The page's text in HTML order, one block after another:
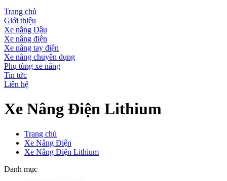
Trang chủ
Giới thiệu
Xe nâng Dầu
Xe nâng điện
Xe nâng tay điện
Xe nâng chuyên dụng
Phụ tùng xe nâng
Tin tức
Liên hệ
Xe Nâng Điện Lithium
Trang chủ
Xe Nâng Điện
Xe Nâng Điện Lithium
Danh mục